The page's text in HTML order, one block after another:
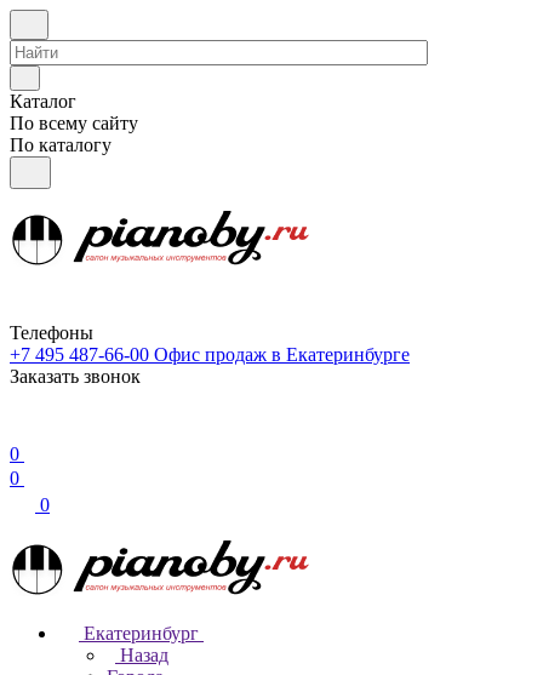
Каталог
По всему сайту
По каталогу
Телефоны
+7 495 487-66-00 Офис продаж в Екатеринбурге
Заказать звонок
0
0
0
Екатеринбург
Назад